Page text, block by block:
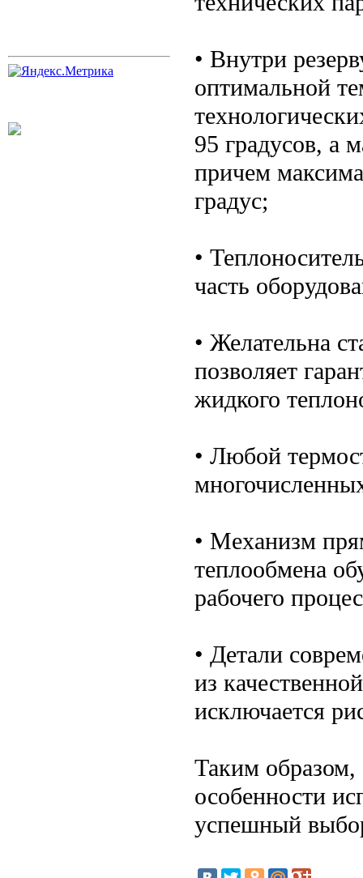
• Внутри
оптимальной
95 градусов, а
причем
градус;
•
часть
• Желательна
позволяет
жидкого
• Любой
• Механизм
теплообмена
рабочего
• Детали
из
исключается
Таким
особенности
успешный